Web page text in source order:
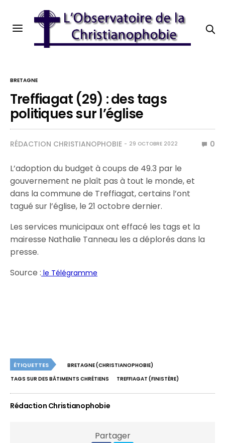
BRETAGNE
Treffiagat (29) : des tags
politiques sur l’église
RÉDACTION CHRISTIANOPHOBIE 29 OCTOBRE 2022 0
L’adoption du budget à coups de 49.3 par le
gouvernement ne plaît pas à tout le monde, et
dans la commune de Treffiagat, certains l’ont
tagué sur l’église, le 21 octobre dernier.
Les services municipaux ont effacé les tags et la
mairesse Nathalie Tanneau les a déplorés dans la
presse.
Source : le Télégramme
ÉTIQUETTES
BRETAGNE (CHRISTIANOPHOBIE)
TAGS SUR DES BÂTIMENTS CHRÉTIENS
TREFFIAGAT (FINISTÈRE)
Rédaction Christianophobie
Partager